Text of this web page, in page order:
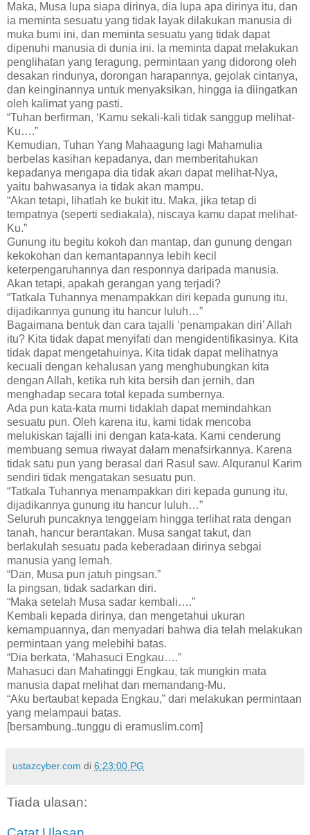
Maka, Musa lupa siapa dirinya, dia lupa apa dirinya itu, dan
ia meminta sesuatu yang tidak layak dilakukan manusia di
muka bumi ini, dan meminta sesuatu yang tidak dapat
dipenuhi manusia di dunia ini. Ia meminta dapat melakukan
penglihatan yang teragung, permintaan yang didorong oleh
desakan rindunya, dorongan harapannya, gejolak cintanya,
dan keinginannya untuk menyaksikan, hingga ia diingatkan
oleh kalimat yang pasti.
“Tuhan berfirman, ‘Kamu sekali-kali tidak sanggup melihat-
Ku….”
Kemudian, Tuhan Yang Mahaagung lagi Mahamulia
berbelas kasihan kepadanya, dan memberitahukan
kepadanya mengapa dia tidak akan dapat melihat-Nya,
yaitu bahwasanya ia tidak akan mampu.
“Akan tetapi, lihatlah ke bukit itu. Maka, jika tetap di
tempatnya (seperti sediakala), niscaya kamu dapat melihat-
Ku.”
Gunung itu begitu kokoh dan mantap, dan gunung dengan
kekokohan dan kemantapannya lebih kecil
keterpengaruhannya dan responnya daripada manusia.
Akan tetapi, apakah gerangan yang terjadi?
“Tatkala Tuhannya menampakkan diri kepada gunung itu,
dijadikannya gunung itu hancur luluh…”
Bagaimana bentuk dan cara tajalli ‘penampakan diri’ Allah
itu? Kita tidak dapat menyifati dan mengidentifikasinya. Kita
tidak dapat mengetahuinya. Kita tidak dapat melihatnya
kecuali dengan kehalusan yang menghubungkan kita
dengan Allah, ketika ruh kita bersih dan jernih, dan
menghadap secara total kepada sumbernya.
Ada pun kata-kata murni tidaklah dapat memindahkan
sesuatu pun. Oleh karena itu, kami tidak mencoba
melukiskan tajalli ini dengan kata-kata. Kami cenderung
membuang semua riwayat dalam menafsirkannya. Karena
tidak satu pun yang berasal dari Rasul saw. Alquranul Karim
sendiri tidak mengatakan sesuatu pun.
“Tatkala Tuhannya menampakkan diri kepada gunung itu,
dijadikannya gunung itu hancur luluh…”
Seluruh puncaknya tenggelam hingga terlihat rata dengan
tanah, hancur berantakan. Musa sangat takut, dan
berlakulah sesuatu pada keberadaan dirinya sebgai
manusia yang lemah.
“Dan, Musa pun jatuh pingsan.”
Ia pingsan, tidak sadarkan diri.
“Maka setelah Musa sadar kembali….”
Kembali kepada dirinya, dan mengetahui ukuran
kemampuannya, dan menyadari bahwa dia telah melakukan
permintaan yang melebihi batas.
“Dia berkata, ‘Mahasuci Engkau….”
Mahasuci dan Mahatinggi Engkau, tak mungkin mata
manusia dapat melihat dan memandang-Mu.
“Aku bertaubat kepada Engkau,” dari melakukan permintaan
yang melampaui batas.
[bersambung..tunggu di eramuslim.com]
ustazcyber.com di 6:23:00 PG
Tiada ulasan: